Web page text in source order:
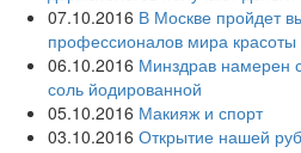
07.10.2016 В Москве пройдет
профессионалов мира красоты
06.10.2016 Минздрав намерен
соль йодированной
05.10.2016 Макияж и спорт
03.10.2016 Открытие нашей